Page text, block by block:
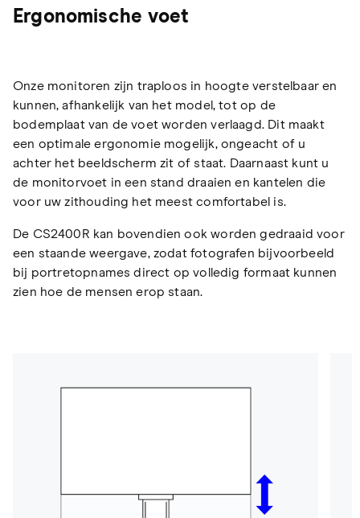
Ergonomische voet
Onze monitoren zijn traploos in hoogte verstelbaar en
kunnen, afhankelijk van het model, tot op de
bodemplaat van de voet worden verlaagd. Dit maakt
een optimale ergonomie mogelijk, ongeacht of u
achter het beeldscherm zit of staat. Daarnaast kunt u
de monitorvoet in een stand draaien en kantelen die
voor uw zithouding het meest comfortabel is.
De CS2400R kan bovendien ook worden gedraaid voor
een staande weergave, zodat fotografen bijvoorbeeld
bij portretopnames direct op volledig formaat kunnen
zien hoe de mensen erop staan.